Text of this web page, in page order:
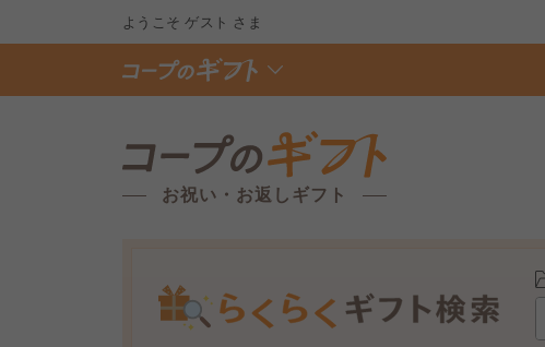
ようこそゲスト さま
お祝い・お返しギフト